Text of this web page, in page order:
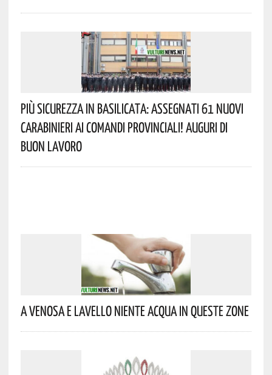
Più Sicurezza In Basilicata: Assegnati 61 Nuovi
Carabinieri Ai Comandi Provinciali! Auguri Di
Buon Lavoro
A Venosa E Lavello Niente Acqua In Queste Zone